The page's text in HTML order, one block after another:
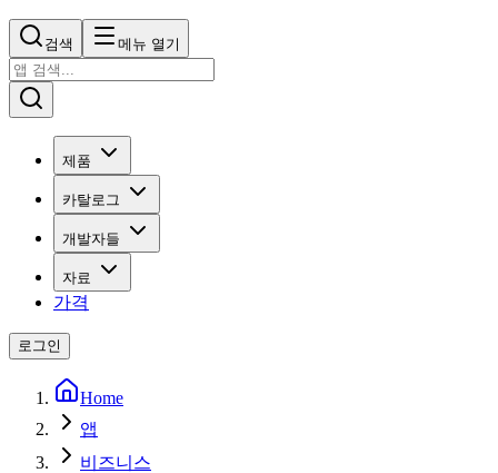
검색 메뉴 열기
제품
카탈로그
개발자들
자료
가격
로그인
Home
앱
비즈니스